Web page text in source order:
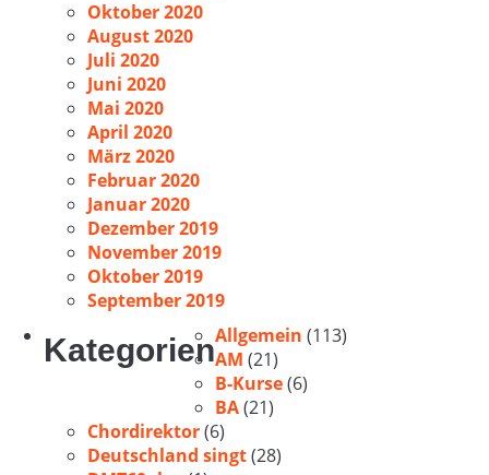
Oktober 2020
August 2020
Juli 2020
Juni 2020
Mai 2020
April 2020
März 2020
Februar 2020
Januar 2020
Dezember 2019
November 2019
Oktober 2019
September 2019
KategorienAllgemein (113)
AM (21)
B-Kurse(6)
BA(21)
Chordirektor(6)
Deutschland singt(28)